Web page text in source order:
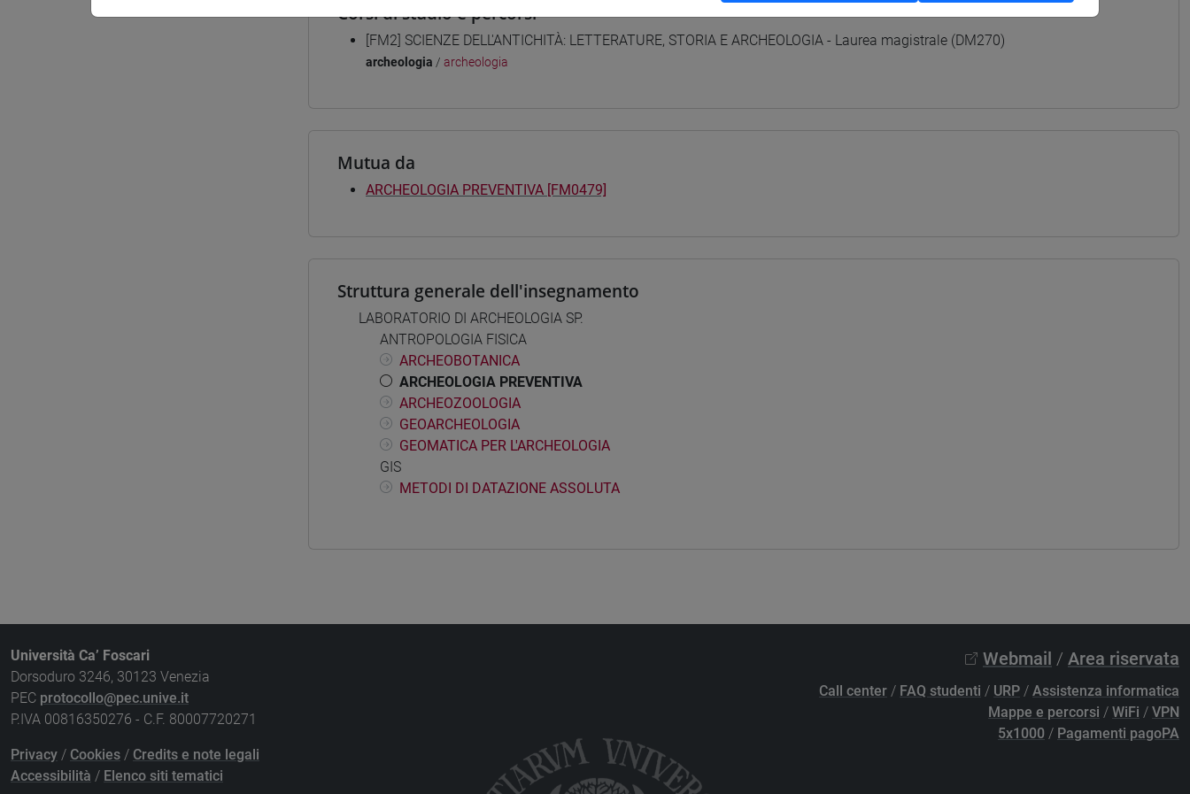
Corsi di studio e percorsi
[FM2] SCIENZE DELL'ANTICHITÀ: LETTERATURE, STORIA E ARCHEOLOGIA - Laurea magistrale (DM270)
archeologia / archeologia
Mutua da
ARCHEOLOGIA PREVENTIVA [FM0479]
Struttura generale dell'insegnamento
LABORATORIO DI ARCHEOLOGIA SP.
ANTROPOLOGIA FISICA
ARCHEOBOTANICA
ARCHEOLOGIA PREVENTIVA
ARCHEOZOOLOGIA
GEOARCHEOLOGIA
GEOMATICA PER L'ARCHEOLOGIA
GIS
METODI DI DATAZIONE ASSOLUTA
Università Ca’ Foscari
Dorsoduro 3246, 30123 Venezia
PEC protocollo@pec.unive.it
P.IVA 00816350276 - C.F. 80007720271
Privacy / Cookies / Credits e note legali
Accessibilità / Elenco siti tematici
Webmail / Area riservata
Call center / FAQ studenti / URP / Assistenza informatica
Mappe e percorsi / WiFi / VPN
5x1000 / Pagamenti pagoPA